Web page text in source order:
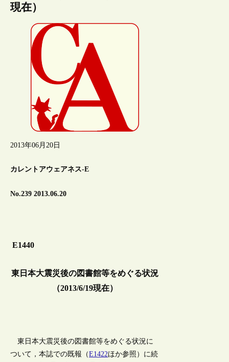
現在）
2013年06月20日
カレントアウェアネス-E
No.239 2013.06.20
E1440
東日本大震災後の図書館等をめぐる状況
（2013/6/19現在）
東日本大震災後の図書館等をめぐる状況に
ついて，本誌での既報（E1422ほか参照）に続